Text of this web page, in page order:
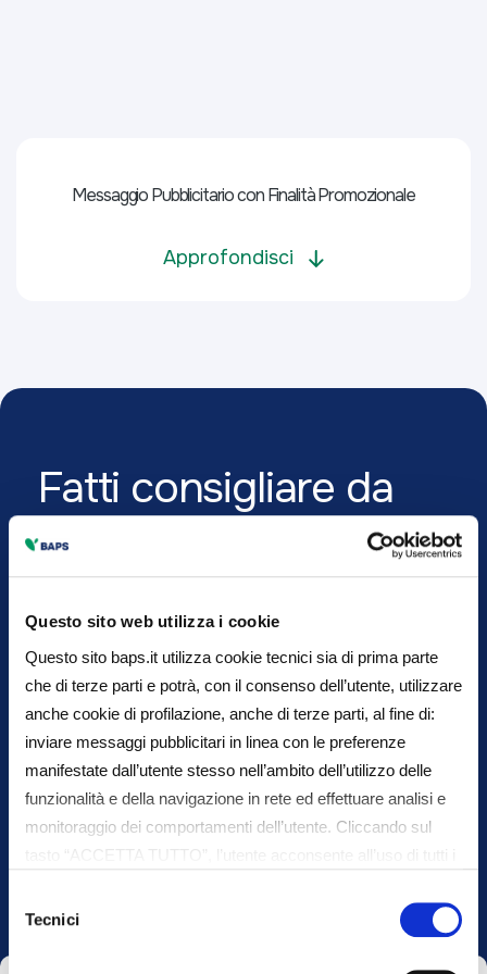
Questo sito web utilizza i cookie
Questo sito baps.it utilizza cookie tecnici sia di prima parte
che di terze parti e potrà, con il consenso dell’utente, utilizzare
anche cookie di profilazione, anche di terze parti, al fine di:
inviare messaggi pubblicitari in linea con le preferenze
manifestate dall’utente stesso nell’ambito dell’utilizzo delle
funzionalità e della navigazione in rete ed effettuare analisi e
monitoraggio dei comportamenti dell’utente. Cliccando sul
analitici. Il consenso è facoltativo e può essere revocato in
qualsiasi momento. Se l’utente desidera gestire le proprie
preferenze può cliccare sul tasto “Dettagli” (accessibile in
delTecnici
Messaggio Pubblicitario con Finalità Promozionale
Approfondisci
Fatti consigliare da
BAPS
Contattaci per fissare un appuntamento in filiale
Chiama il numero verde
800550203
Oppure